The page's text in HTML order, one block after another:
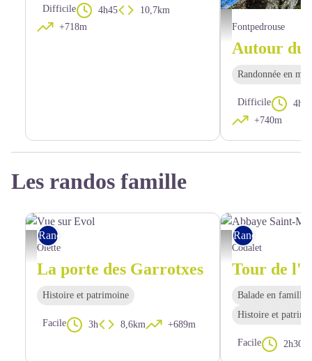
Difficile 4h45
10,7km
+718m
El Castell - OTI Conflent
Fontpedrouse
Autour du
Randonnée en
Difficile
4h30
+740m
Les randos famille
Vue sur Evol - OTI Conflent Canigó
Rando pédestre
Olette
La porte des Garrotxes
Histoire et patrimoine
Facile 3h 8,6km +689m
Abbaye Saint-Michel
Rando pédestre
Codalet
Balade en famille
Histoire et
Facile 2h30